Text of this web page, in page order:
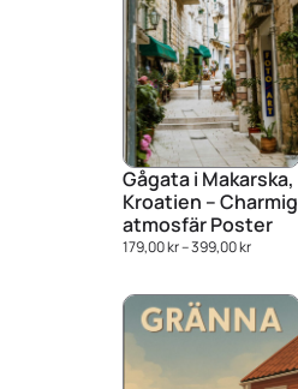
Gågata i Makarska,
Kroatien – Charmig
atmosfär Poster
179,00kr–399,00kr